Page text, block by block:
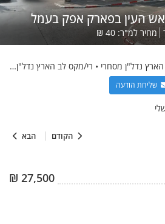
הקודם הבא
העין בפארק אפק בעמל
מחיר למ"ר: 40
₪
נדל"ן מסחרי • רי/מקס לב הארץ נדל"ן מסחרי
שליחת הודעה
27,500
₪